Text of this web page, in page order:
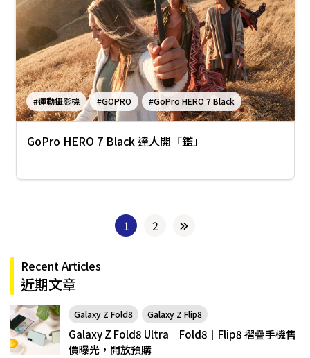
#運動攝影機 #GOPRO #GoPro HERO 7 Black
GoPro HERO 7 Black 達人開「鑑」
1 2
Recent Articles
近期文章
Galaxy Z Fold8 Galaxy Z Flip8
Galaxy Z Fold8 Ultra｜Fold8｜Flip8 摺疊手機售
價曝光，開放預購